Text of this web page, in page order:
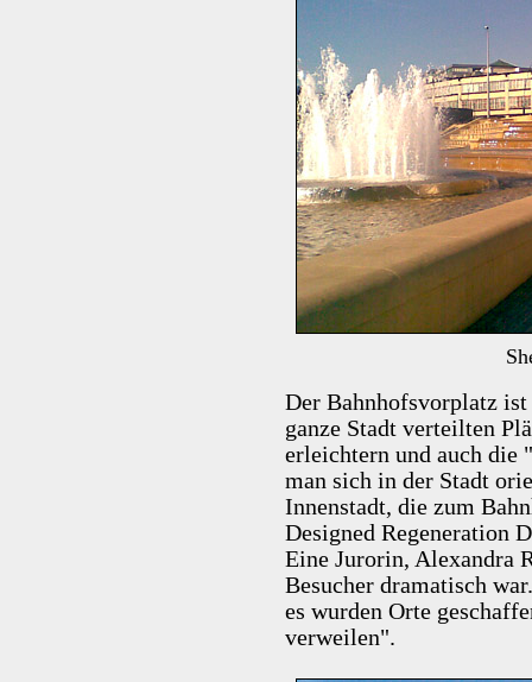
Der Bahnhofsvorplatz
ganze Stadt verteilten
erleichtern und auch
man sich in der Stadt
Innenstadt, die zum
Designed Regeneration
Eine Jurorin, Alexandra
Besucher dramatisch
es wurden Orte
verweilen".